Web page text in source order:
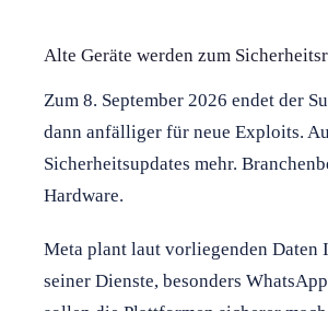
Alte Geräte werden zum
Zum 8. September 2026 endet der
dann anfälliger für neue Exploits.
Sicherheitsupdates mehr.
Hardware.
Meta plant laut vorliegenden
seiner Dienste, besonders